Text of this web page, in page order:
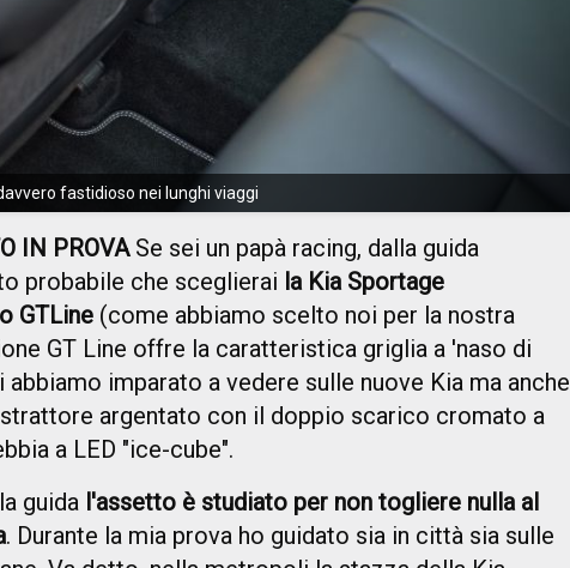
fastidioso nei lunghi viaggi
IN PROVASe sei un papà racing, dalla guida
probabile che sceglierai la Kia Sportage
GTLine (come abbiamo scelto noi per la nostra
GT Line offre la caratteristica griglia a 'naso di
imparato a vedere sulle nuove Kia ma anche
argentato con il doppio scarico cromato a
a LED "ice-cube".
guida l'assetto è studiato per non togliere nulla al
. Durante la mia prova ho guidato sia in città sia sulle